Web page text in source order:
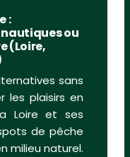
:
ou
(Loire,
sans
les plaisirs en
Loire et ses
de pêche
milieu naturel.